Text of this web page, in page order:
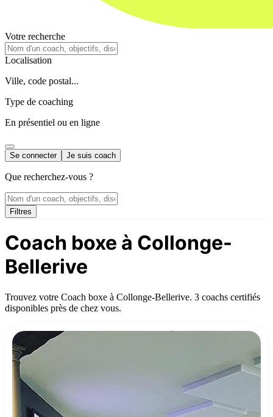
Votre recherche
Localisation
Ville, code postal...
Type de coaching
En présentiel ou en ligne
Se connecter Je suis coach
Que recherchez-vous ?
Filtres
Coach boxe à Collonge-
Bellerive
Trouvez votre Coach boxe à Collonge-Bellerive. 3 coachs certifiés
disponibles près de chez vous.